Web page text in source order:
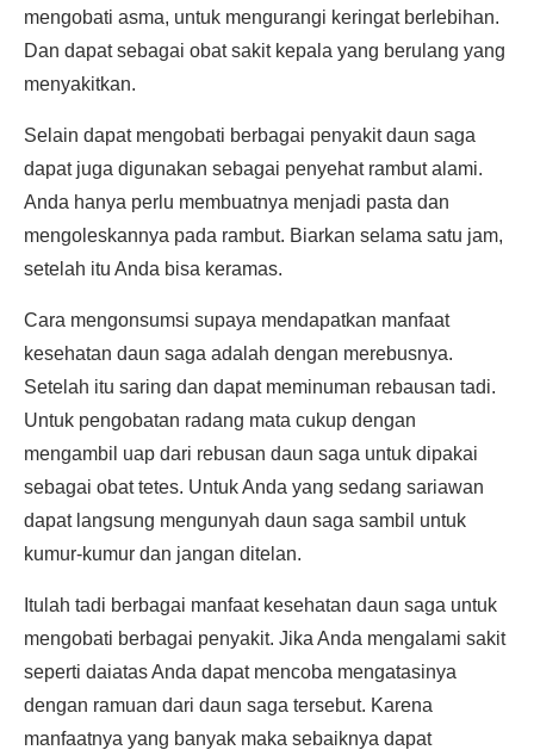
mengobati asma, untuk mengurangi keringat berlebihan.
Dan dapat sebagai obat sakit kepala yang berulang yang
menyakitkan.
Selain dapat mengobati berbagai penyakit daun saga
dapat juga digunakan sebagai penyehat rambut alami.
Anda hanya perlu membuatnya menjadi pasta dan
mengoleskannya pada rambut. Biarkan selama satu jam,
setelah itu Anda bisa keramas.
Cara mengonsumsi supaya mendapatkan manfaat
kesehatan daun saga adalah dengan merebusnya.
Setelah itu saring dan dapat meminuman rebausan tadi.
Untuk pengobatan radang mata cukup dengan
mengambil uap dari rebusan daun saga untuk dipakai
sebagai obat tetes. Untuk Anda yang sedang sariawan
dapat langsung mengunyah daun saga sambil untuk
kumur-kumur dan jangan ditelan.
Itulah tadi berbagai manfaat kesehatan daun saga untuk
mengobati berbagai penyakit. Jika Anda mengalami sakit
seperti daiatas Anda dapat mencoba mengatasinya
dengan ramuan dari daun saga tersebut. Karena
manfaatnya yang banyak maka sebaiknya dapat